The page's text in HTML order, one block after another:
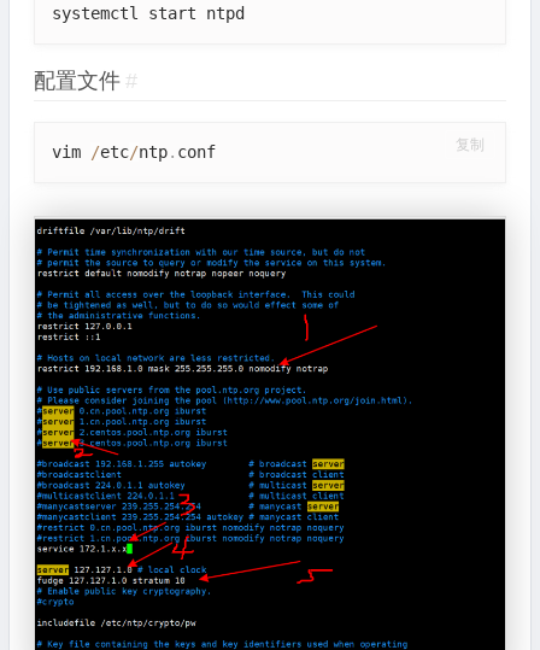
systemctl start ntpd
配置文件 #
vim /etc/ntp. conf 复制